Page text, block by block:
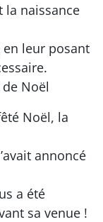
la naissance
leur posant
de Noël
Noël, la
annoncé
a été
sa venue !